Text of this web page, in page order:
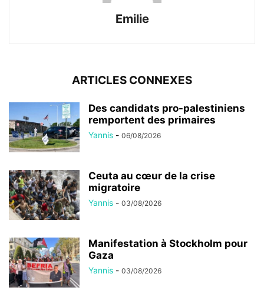
Emilie
ARTICLES CONNEXES
Des candidats pro-palestiniens
remportent des primaires
Yannis - 06/08/2026
Ceuta au cœur de la crise
migratoire
Yannis - 03/08/2026
Manifestation à Stockholm pour
Gaza
Yannis - 03/08/2026